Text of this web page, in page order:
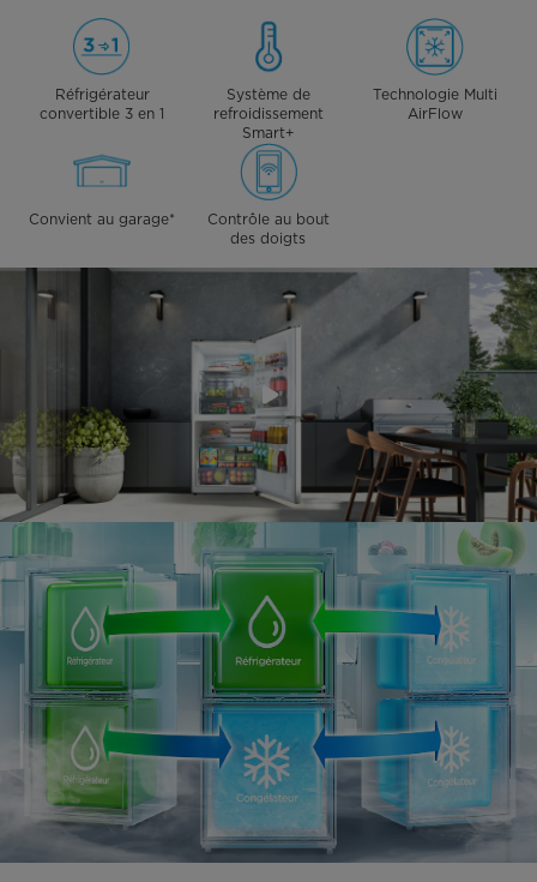
Réfrigérateur
convertible 3 en 1
Système de
refroidissement
Smart+
Technologie Multi
AirFlow
Convient au garage*
Contrôle au bout
des doigts